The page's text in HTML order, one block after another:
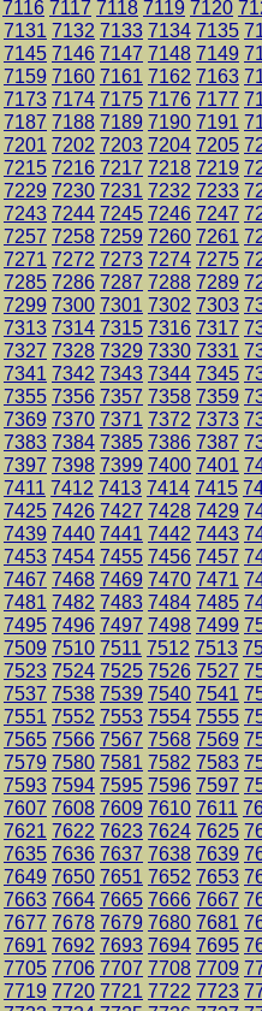
7116 7117 7118 7119 7120
7131 7132 7133 7134 7135
7145 7146 7147 7148 7149
7159 7160 7161 7162 7163
7173 7174 7175 7176 7177
7187 7188 7189 7190 7191
7201 7202 7203 7204 7205
7215 7216 7217 7218 7219
7229 7230 7231 7232 7233
7243 7244 7245 7246 7247
7257 7258 7259 7260 7261
7271 7272 7273 7274 7275
7285 7286 7287 7288 7289
7299 7300 7301 7302 7303
7313 7314 7315 7316 7317
7327 7328 7329 7330 7331
7341 7342 7343 7344 7345
7355 7356 7357 7358 7359
7369 7370 7371 7372 7373
7383 7384 7385 7386 7387
7397 7398 7399 7400 7401
7411 7412 7413 7414 7415
7425 7426 7427 7428 7429
7439 7440 7441 7442 7443
7453 7454 7455 7456 7457
7467 7468 7469 7470 7471
7481 7482 7483 7484 7485
7495 7496 7497 7498 7499
7509 7510 7511 7512 7513
7523 7524 7525 7526 7527
7537 7538 7539 7540 7541
7551 7552 7553 7554 7555
7565 7566 7567 7568 7569
7579 7580 7581 7582 7583
7593 7594 7595 7596 7597
7607 7608 7609 7610 7611
7621 7622 7623 7624 7625
7635 7636 7637 7638 7639
7649 7650 7651 7652 7653
7663 7664 7665 7666 7667
7677 7678 7679 7680 7681
7691 7692 7693 7694 7695
7705 7706 7707 7708 7709
7719 7720 7721 7722 7723